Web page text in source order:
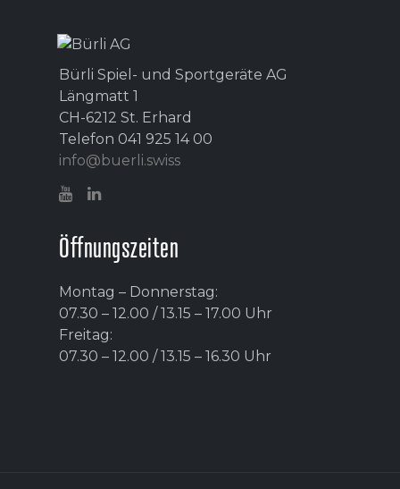
Bürli Spiel- und Sportgeräte AG
Längmatt 1
CH-6212 St. Erhard
Telefon 041 925 14 00
info@buerli.swiss
Öffnungszeiten
Montag – Donnerstag:
07.30 – 12.00 / 13.15 – 17.00 Uhr
Freitag:
07.30 – 12.00 / 13.15 – 16.30 Uhr